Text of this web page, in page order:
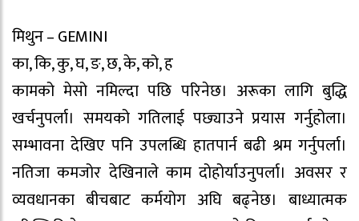
मिथुन – GEMINI
का, कि, कु, घ, ङ, छ, के, को, ह
कामको मेसो नमिल्दा पछि परिनेछ। अरूका लागि बुद्धि
खर्चनुपर्ला। समयको गतिलाई पछ्याउने प्रयास गर्नुहोला।
सम्भावना देखिए पनि उपलब्धि हातपार्न बढी श्रम गर्नुपर्ला।
नतिजा कमजोर देखिनाले काम दोहोर्याउनुपर्ला। अवसर र
व्यवधानका बीचबाट कर्मयोग अघि बढ्नेछ। बाध्यात्मक